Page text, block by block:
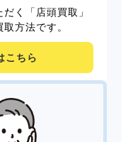
く「店頭買取」
方法です。
こちら